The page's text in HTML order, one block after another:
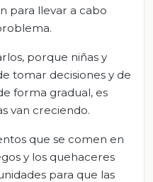
para llevar a cabo
porque niñas y
tomar decisiones y de
forma gradual, es
van creciendo.
que se comen en
y los quehaceres
para que las